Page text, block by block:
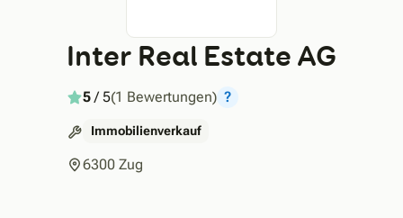
Inter Real Estate AG
5/ 5(1 Bewertungen) ?
Immobilienverkauf
6300 Zug